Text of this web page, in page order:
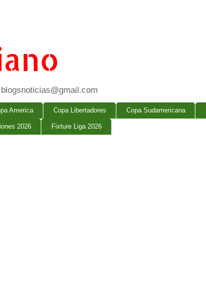
America Copa Libertadores Copa Sudamericana
2026 Fixture Liga 2026